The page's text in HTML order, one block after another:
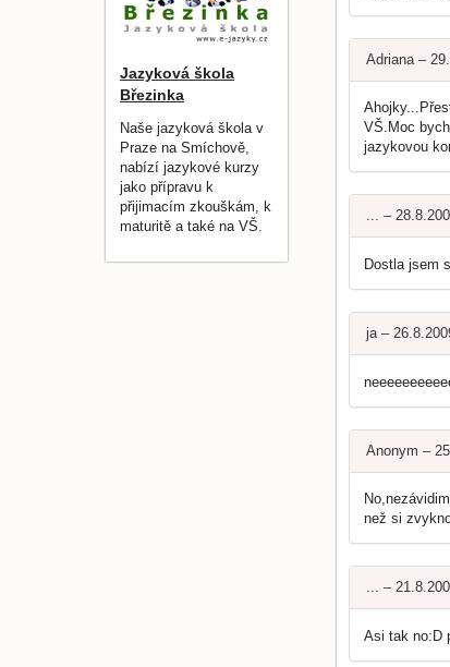
Jazyková škola
Březinka
Naše jazyková škola v
Praze na Smíchově,
nabízí jazykové kurzy
jako přípravu k
přijimacím zkouškám, k
maturitě a také na VŠ.
Adriana –
VŠ.Moc
jazykovou
... –
Dostla jsem
ja –
Anonym –
než si
... –
Asi tak no:D